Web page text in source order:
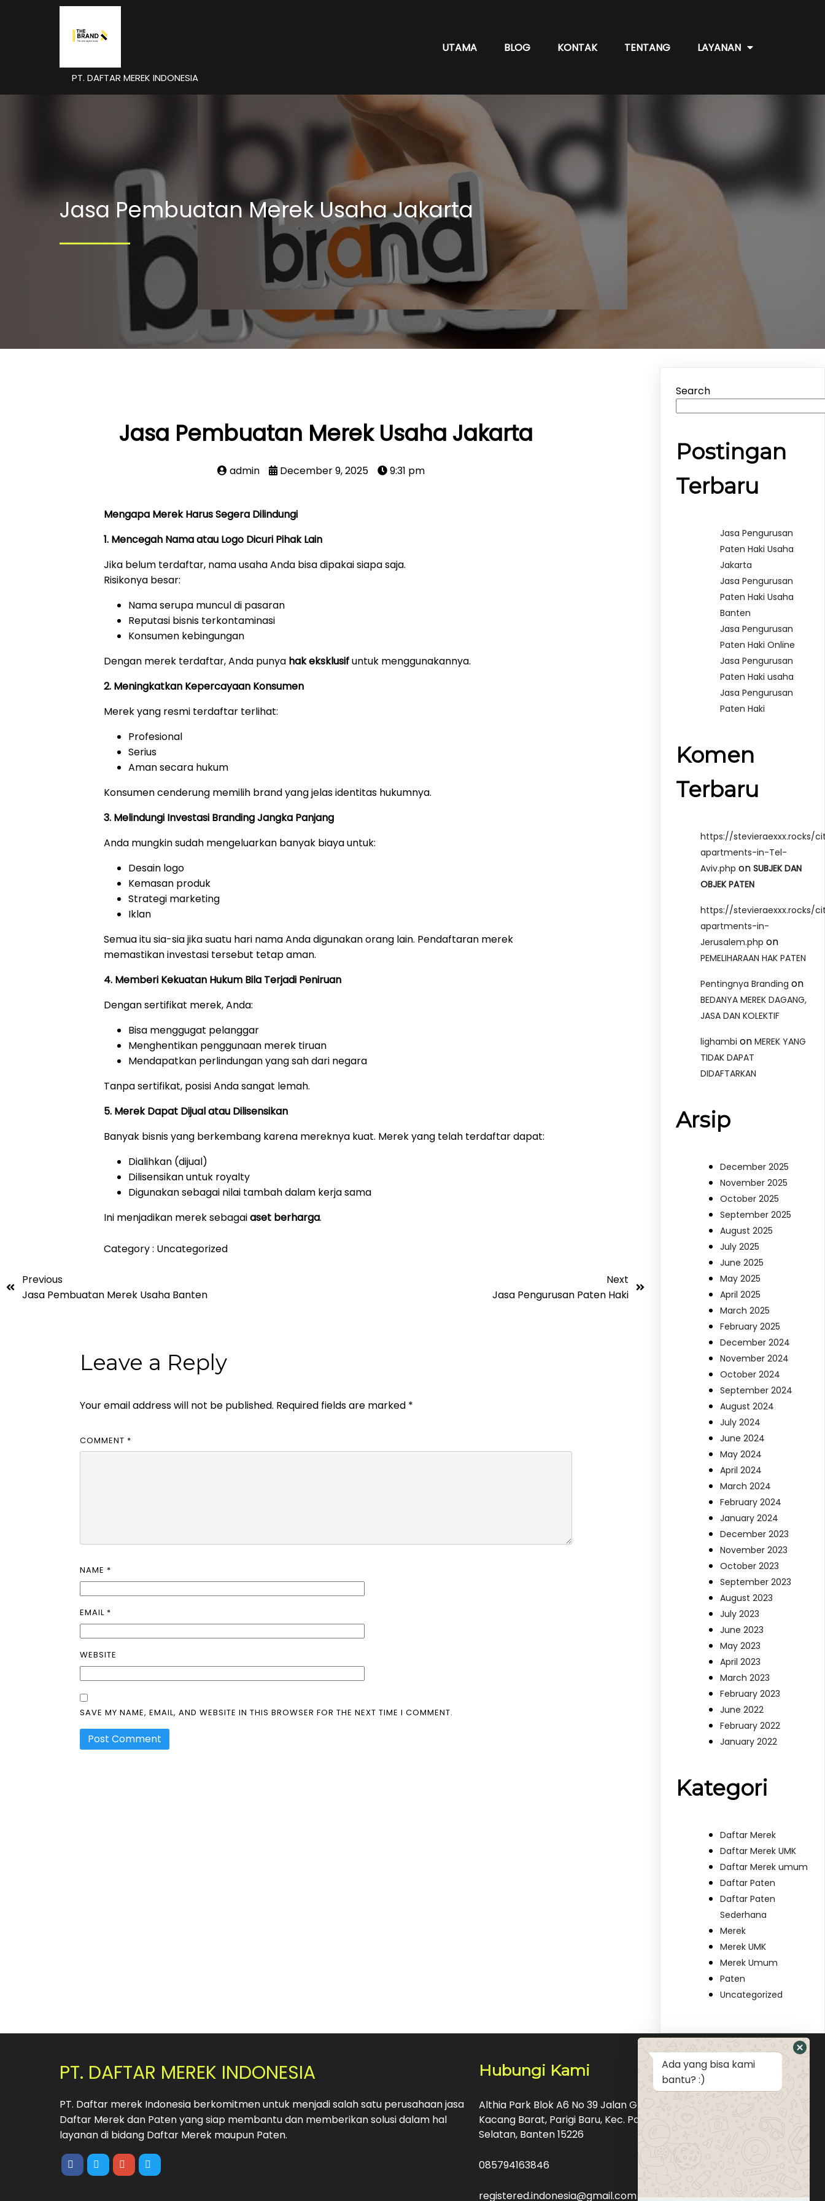
PT. DAFTAR MEREK INDONESIA
UTAMA BLOG KONTAK TENTANG LAYANAN
Jasa Pembuatan Merek Usaha Jakarta
Jasa Pembuatan Merek Usaha Jakarta
admin December 9, 2025 9:31 pm
Mengapa Merek Harus Segera Dilindungi
1. Mencegah Nama atau Logo Dicuri Pihak Lain
Jika belum terdaftar, nama usaha Anda bisa dipakai siapa saja.
Risikonya besar:
Nama serupa muncul di pasaran
Reputasi bisnis terkontaminasi
Konsumen kebingungan
Dengan merek terdaftar, Anda punya hak eksklusifuntuk menggunakannya.
2. Meningkatkan Kepercayaan Konsumen
Merek yang resmi terdaftar terlihat:
Profesional
Serius
Aman secara hukum
Konsumen cenderung memilih brand yang jelas identitas hukumnya.
3. Melindungi Investasi Branding Jangka Panjang
Anda mungkin sudah mengeluarkan banyak biaya untuk:
Desain logo
Kemasan produk
Strategi marketing
Iklan
Semua itu sia-sia jika suatu hari nama Anda digunakan orang lain. Pendaftaran merek
memastikan investasi tersebut tetap aman.
4. Memberi Kekuatan Hukum Bila Terjadi Peniruan
Dengan sertifikat merek, Anda:
Bisa menggugat pelanggar
Menghentikan penggunaan merek tiruan
Mendapatkan perlindungan yang sah dari negara
Tanpa sertifikat, posisi Anda sangat lemah.
5. Merek Dapat Dijual atau Dilisensikan
Banyak bisnis yang berkembang karena mereknya kuat. Merek yang telah terdaftar dapat:
Dialihkan (dijual)
Dilisensikan untuk royalty
Digunakan sebagai nilai tambah dalam kerja sama
Ini menjadikan merek sebagaiaset berharga.
Category : Uncategorized
Previous
Jasa Pembuatan Merek Usaha Banten
Next
Jasa Pengurusan Paten Haki
Leave a Reply
Your email address will not be published. Required fields are marked *
COMMENT *
NAME *
EMAIL *
WEBSITE
SAVE MY NAME, EMAIL, AND WEBSITE IN THIS BROWSER FOR THE NEXT TIME I COMMENT.
Search
Postingan
Terbaru
Jasa Pengurusan
Paten Haki Usaha
Jakarta
Jasa Pengurusan
Paten Haki Usaha
Banten
Jasa Pengurusan
Paten Haki Online
Jasa Pengurusan
Paten Haki usaha
Jasa Pengurusan
Paten Haki
Komen
Terbaru
https://stevieraexxx.rocks/
apartments-in-Tel-
Aviv.php onSUBJEK DAN
OBJEK PATEN
https://stevieraexxx.rocks/
apartments-in-
Jerusalem.php on
PEMELIHARAAN HAK PATEN
Pentingnya Branding on
BEDANYA MEREK DAGANG,
JASA DAN KOLEKTIF
lighambi onMEREK YANG
TIDAK DAPAT
DIDAFTARKAN
Arsip
December 2025
November 2025
October 2025
September 2025
August 2025
July 2025
June 2025
May 2025
April 2025
March 2025
February 2025
December 2024
November 2024
October 2024
September 2024
August 2024
July 2024
June 2024
May 2024
April 2024
March 2024
February 2024
January 2024
December 2023
November 2023
October 2023
September 2023
August 2023
July 2023
June 2023
May 2023
April 2023
March 2023
February 2023
June 2022
February 2022
January 2022
Kategori
Daftar Merek
Daftar Merek UMK
Daftar Merek umum
Daftar Paten
Daftar Paten
Sederhana
Merek
Merek UMK
Merek Umum
Paten
Uncategorized
PT. DAFTAR MEREK INDONESIA
PT. Daftar merek Indonesia berkomitmen untuk menjadi salah satu perusahaan jasa
Daftar Merek dan Paten yang siap membantu dan memberikan solusi dalam hal
layanan di bidang Daftar Merek maupun Paten.
Hubungi Kami
Althia Park Blok A6 No 39 Jalan Graha Raya Bintaro Pondok
Kacang Barat, Parigi Baru, Kec. Pd. Aren, Kota Tangerang
Selatan, Banten 15226
085794163846
registered.indonesia@gmail.com
Ada yang bisa kami
bantu? :)